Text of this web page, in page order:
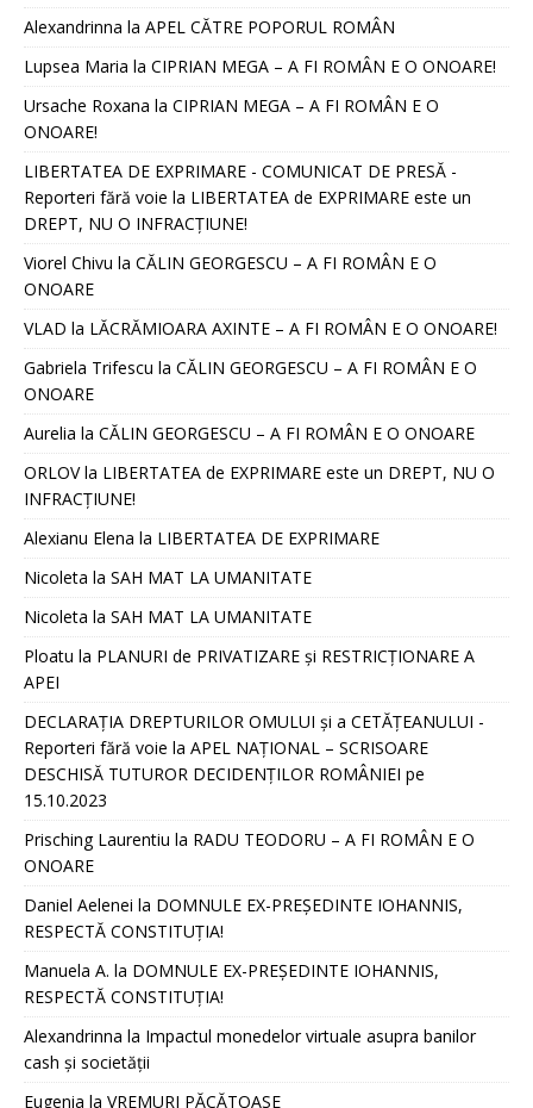
Alexandrinna la APEL CĂTRE POPORUL ROMÂN
Lupsea Maria la CIPRIAN MEGA – A FI ROMÂN E O ONOARE!
Ursache Roxana la CIPRIAN MEGA – A FI ROMÂN E O
ONOARE!
LIBERTATEA DE EXPRIMARE - COMUNICAT DE PRESĂ -
Reporteri fără voie la LIBERTATEA de EXPRIMARE este un
DREPT, NU O INFRACȚIUNE!
Viorel Chivu la CĂLIN GEORGESCU – A FI ROMÂN E O
ONOARE
VLAD la LĂCRĂMIOARA AXINTE – A FI ROMÂN E O ONOARE!
Gabriela Trifescu la CĂLIN GEORGESCU – A FI ROMÂN E O
ONOARE
Aurelia la CĂLIN GEORGESCU – A FI ROMÂN E O ONOARE
ORLOVla LIBERTATEA de EXPRIMARE este un DREPT, NU O
INFRACȚIUNE!
Alexianu Elena la LIBERTATEA DE EXPRIMARE
Nicoleta la SAH MAT LA UMANITATE
Nicoleta la SAH MAT LA UMANITATE
Ploatu la PLANURI de PRIVATIZARE și RESTRICȚIONARE A
APEI
DECLARAȚIA DREPTURILOR OMULUI și a CETĂȚEANULUI -
Reporteri fără voie la APEL NAȚIONAL – SCRISOARE
DESCHISĂ TUTUROR DECIDENȚILOR ROMÂNIEI pe
15.10.2023
Prisching Laurentiu la RADU TEODORU – A FI ROMÂN E O
ONOARE
Daniel Aelenei la DOMNULE EX-PREȘEDINTE IOHANNIS,
RESPECTĂ CONSTITUȚIA!
Manuela A. la DOMNULE EX-PREȘEDINTE IOHANNIS,
RESPECTĂ CONSTITUȚIA!
Alexandrinna la Impactul monedelor virtuale asupra banilor
cash și societății
Eugenia la VREMURI PĂCĂTOASE